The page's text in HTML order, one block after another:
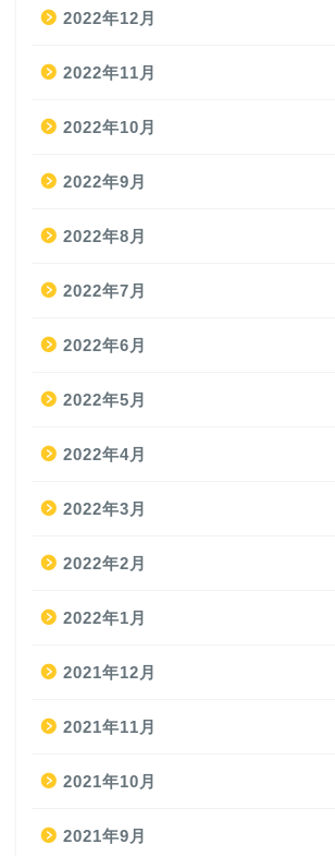
2022年12月
2022年11月
2022年10月
2022年9月
2022年8月
2022年7月
2022年6月
2022年5月
2022年4月
2022年3月
2022年2月
2022年1月
2021年12月
2021年11月
2021年10月
2021年9月